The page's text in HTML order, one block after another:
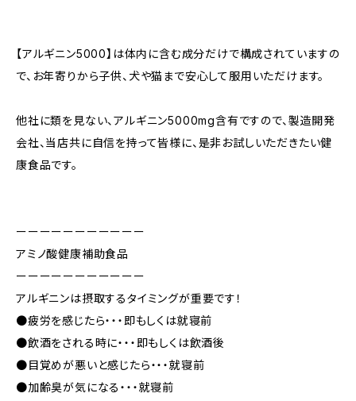
【アルギニン5000】は体内に含む成分だけで構成されていますの
で、お年寄りから子供、犬や猫まで安心して服用いただけます。
他社に類を見ない、アルギニン5000mg含有ですので、製造開発
会社、当店共に自信を持って皆様に、是非お試しいただきたい健
康食品です。
ーーーーーーーーーーー
アミノ酸健康補助食品
ーーーーーーーーーーー
アルギニンは摂取するタイミングが重要です！
●疲労を感じたら・・・即もしくは就寝前
●飲酒をされる時に・・・即もしくは飲酒後
●目覚めが悪いと感じたら・・・就寝前
●加齢臭が気になる・・・就寝前